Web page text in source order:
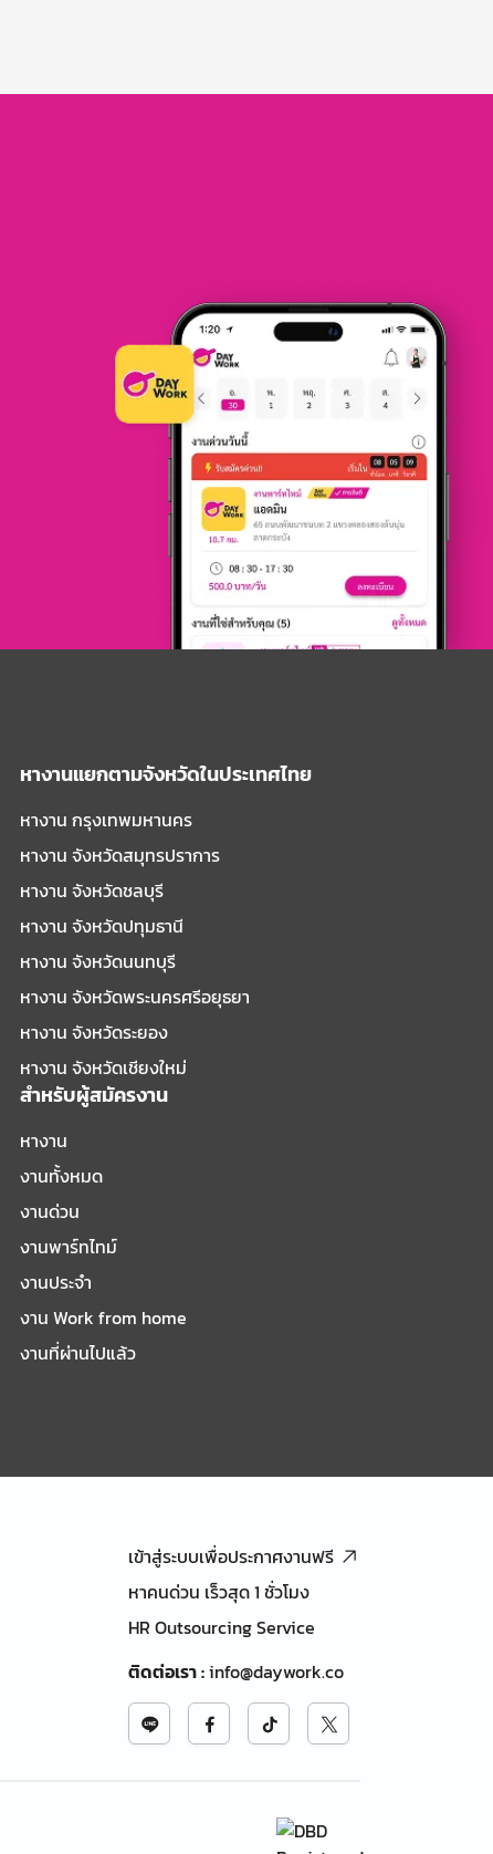
หางานแยกตามจังหวัดในประเทศไทย
หางาน กรุงเทพมหานคร
หางาน จังหวัดสมุทรปราการ
หางาน จังหวัดชลบุรี
หางาน จังหวัดปทุมธานี
หางาน จังหวัดนนทบุรี
หางาน จังหวัดพระนครศรีอยุธยา
หางาน จังหวัดระยอง
หางาน จังหวัดเชียงใหม่
สำหรับผู้สมัครงาน
หางาน
งานทั้งหมด
งานด่วน
งานพาร์ทไทม์
งานประจำ
งาน Work from home
งานที่ผ่านไปแล้ว
เข้าสู่ระบบเพื่อประกาศงานฟรี
หาคนด่วน เร็วสุด 1 ชั่วโมง
HR Outsourcing Service
ติดต่อเรา:info@daywork.co